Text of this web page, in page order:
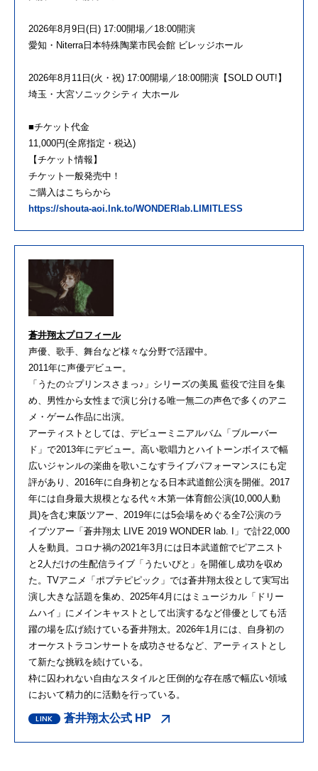
2026年8月9日(日) 17:00開場／18:00開演
愛知・Niterra日本特殊陶業市民会館 ビレッジホール
2026年8月11日(火・祝) 17:00開場／18:00開演【SOLD OUT!】
埼玉・大宮ソニックシティ 大ホール
■チケット代金
11,000円(全席指定・税込)
【チケット情報】
チケット一般発売中！
ご購入はこちらから
https://shouta-aoi.lnk.to/WONDERlab.LIMITLESS
蒼井翔太プロフィール
声優、歌手、舞台など様々な分野で活躍中。
2011年に声優デビュー。
「うたの☆プリンスさまっ♪」シリーズの美風 藍役で注目を集
め、男性から女性まで演じ分ける唯一無二の声色で多くのアニ
メ・ゲーム作品に出演。
アーティストとしては、デビューミニアルバム「ブルーバー
ド」で2013年にデビュー。高い歌唱力とハイトーンボイスで幅
広いジャンルの楽曲を歌いこなすライブパフォーマンスにも定
評があり、2016年に自身初となる日本武道館公演を開催。2017
年には自身最大規模となる代々木第一体育館公演(10,000人動
員)を含む東阪ツアー、2019年には5会場をめぐる全7公演のラ
イブツアー「蒼井翔太 LIVE 2019 WONDER lab. I」で計22,000
人を動員。コロナ禍の2021年3月には日本武道館でピアニスト
と2人だけの生配信ライブ「うたいびと」を開催し成功を収め
た。TVアニメ「ポプテピピック」では蒼井翔太役として実写出
演し大きな話題を集め、2025年4月にはミュージカル「ドリー
ムハイ」にメインキャストとして出演するなど俳優としても活
躍の場を広げ続けている蒼井翔太。2026年1月には、自身初の
オーケストラコンサートを成功させるなど、アーティストとし
て新たな挑戦を続けている。
枠に囚われない自由なスタイルと圧倒的な存在感で幅広い領域
において精力的に活動を行っている。
蒼井翔太公式 HP